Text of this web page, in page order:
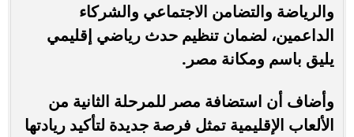
والرياضة والتضامن الاجتماعي والشركاء
الداعمين، لضمان تنظيم حدث رياضي إقليمي
يليق باسم ومكانة مصر.
وأضاف أن استضافة مصر للمرحلة الثانية من
الألعاب الإقليمية تمثل فرصة جديدة لتأكيد ريادتها